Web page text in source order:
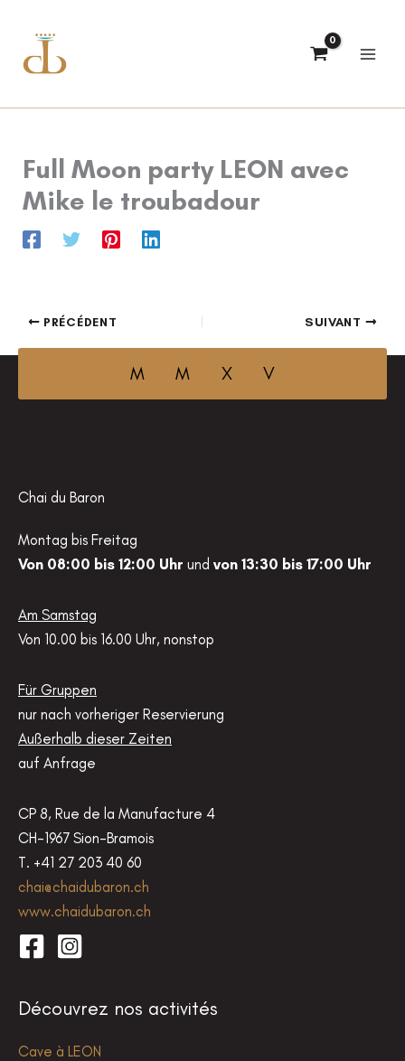
contenu
Full Moon party LEON avec
Mike le troubadour
PRÉCÉDENT SUIVANT
M M X V
Chai du Baron
Montag bis Freitag
Von 08:00 bis 12:00 Uhr und von 13:30 bis 17:00 Uhr
Am Samstag
Von 10.00 bis 16.00 Uhr, nonstop
Für Gruppen
nur nach vorheriger Reservierung
Außerhalb dieser Zeiten
auf Anfrage
CP 8, Rue de la Manufacture 4
CH-1967 Sion-Bramois
T. +41 27 203 40 60
chai@chaidubaron.ch
www.chaidubaron.ch
Découvrez nos activités
Cave à LEON